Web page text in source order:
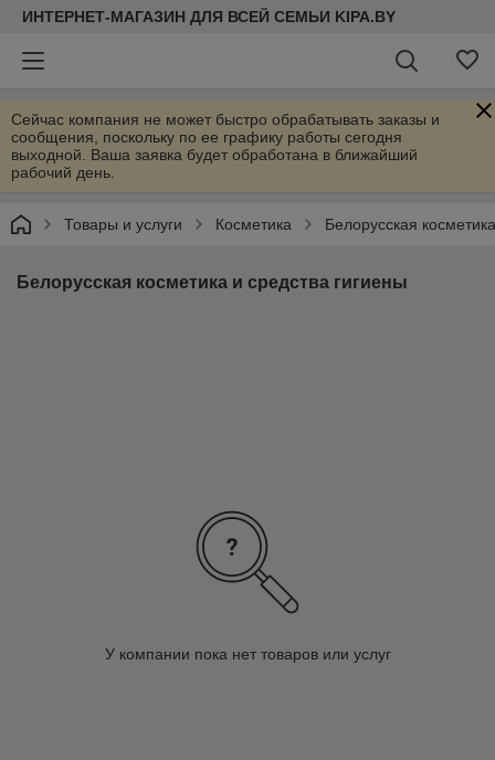
ИНТЕРНЕТ-МАГАЗИН ДЛЯ ВСЕЙ СЕМЬИ KIPA.BY
Сейчас компания не может быстро обрабатывать заказы и
сообщения, поскольку по ее графику работы сегодня
выходной. Ваша заявка будет обработана в ближайший
рабочий день.
Товары и услуги Косметика Белорусская
Белорусская косметика и средства гигиены
У компании пока нет товаров или услуг